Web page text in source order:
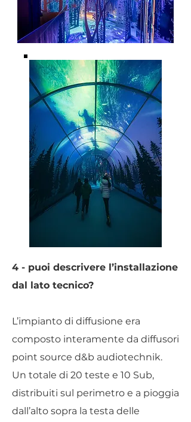
4 - puoi descrivere l’installazione
dal lato tecnico?
L’impianto di diffusione era
composto interamente da diffusori
point source d&b audiotechnik.
Un totale di 20 teste e 10 Sub,
distribuiti sul perimetro e a pioggia
dall’alto sopra la testa delle